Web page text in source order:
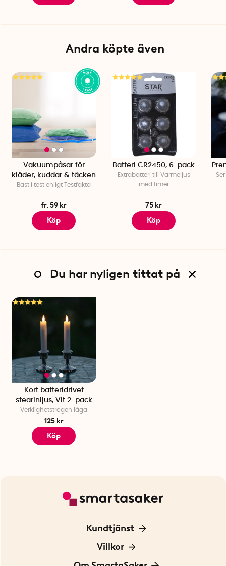
Andra köpte även
Vakuumpåsar för
kläder, kuddar & täcken
Bäst i test enligt Testfakta
fr. 59 kr
Köp
Batteri CR2450, 6-pack
Extrabatteri till Värmeljus
med timer
75 kr
Köp
Du har nyligen tittat på
Kort batteridrivet
stearinljus, Vit 2-pack
Verklighetstrogen låga
125 kr
Köp
Kundtjänst
Kontakta oss
För Företag
Villkor
Frakt och leverans